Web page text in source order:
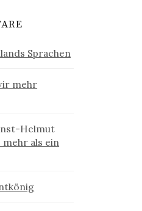
Sprachen
mehr
Helmut
mehr als ein